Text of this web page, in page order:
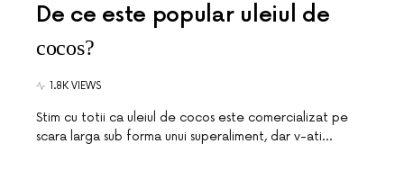
De ce este popular uleiul de
cocos?
1.8K VIEWS
Stim cu totii ca uleiul de cocos este comercializat pe
scara larga sub forma unui superaliment, dar v-ati…